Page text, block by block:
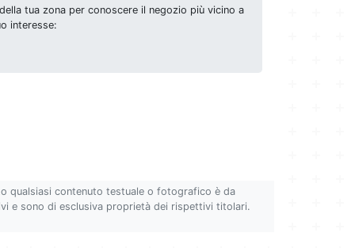
tua zona per conoscere il negozio più vicino a
interesse:
qualsiasi contenuto testuale o fotografico è da
e sono di esclusiva proprietà dei rispettivi titolari.